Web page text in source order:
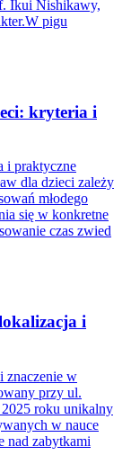
Ikui Nishikawy,
pigu
kryteria i
i praktyczne
dla dzieci zależy
młodego
się w konkretne
czas zwied
i
znaczenie w
przy ul.
roku unikalny
w nauce
nad zabytkami